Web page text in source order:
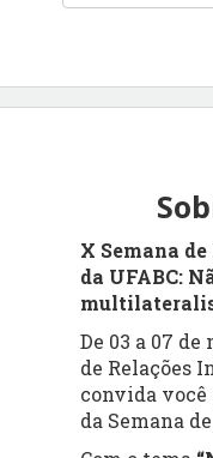
X Semana
da UFABC:
De 03 a 07 de
de Relações
convida você
da Semana